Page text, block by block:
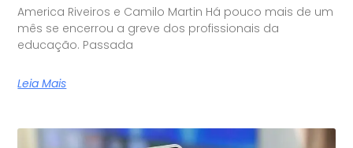
America Riveiros e Camilo Martin Há pouco mais de um
mês se encerrou a greve dos profissionais da
educação. Passada
Leia Mais